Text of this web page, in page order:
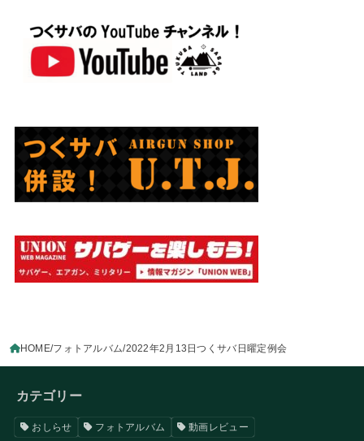
HOME フォトアルバム 2022年2月13日つくサバ日曜定例会
カテゴリー
おしらせ フォトアルバム 動画レビュー